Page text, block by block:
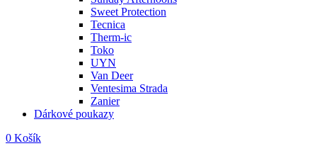
Sweet Protection
Tecnica
Therm-ic
Toko
UYN
Van Deer
Ventesima Strada
Zanier
Dárkové poukazy
0 Košík